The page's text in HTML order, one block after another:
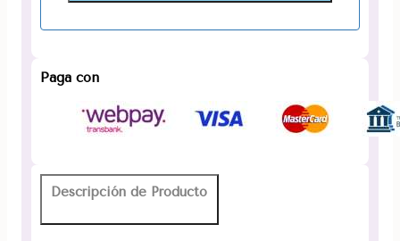
Paga con
Descripción de Producto